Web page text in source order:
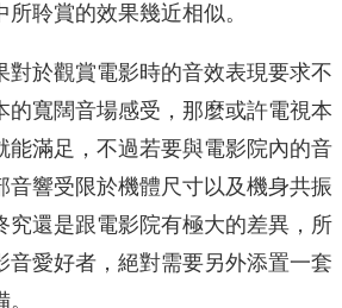
聆賞的效果幾近相似。
對於觀賞電影時的音效表現要求不
的寬闊音場感受，那麼或許電視本
能滿足，不過若要與電影院內的音
音響受限於機體尺寸以及機身共振
究還是跟電影院有極大的差異，所
音愛好者，絕對需要另外添置一套